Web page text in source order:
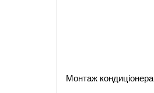
Монтаж кондиціонера